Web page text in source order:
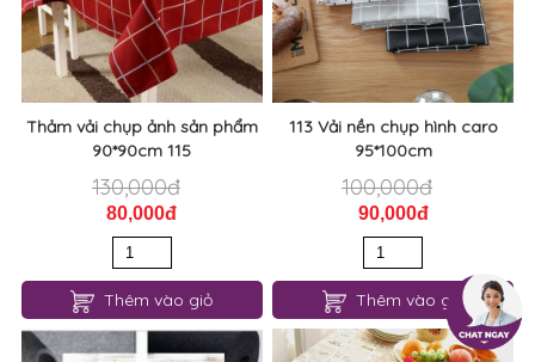
Thảm vải chụp ảnh sản phẩm
90*90cm 115
130,000đ
80,000đ
Thêm vào giỏ
113 Vải nền chụp hình caro
95*100cm
100,000đ
90,000đ
Thêm vào giỏ